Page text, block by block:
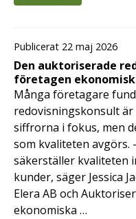
Publicerat 22 maj 2026
Den auktoriserade
företagen
Många företagare
redovisningskonsult
siffrorna i fokus, men
som kvaliteten
säkerställer kvaliteten
kunder, säger Jessica
Elera AB och
ekonomiska …